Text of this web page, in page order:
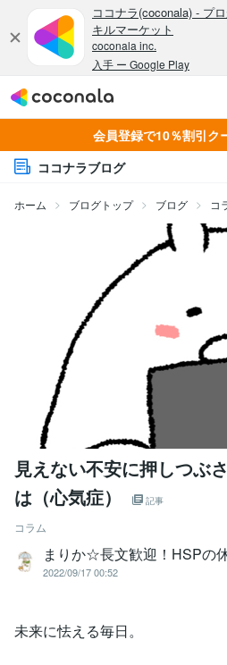
会員登録で10％割引ク
ココナラブログ
ホーム ブログトップ ブログ コ
見えない不安に押しつぶ
は（心気症）
記事
コラム
まりか☆長文歓迎！HSPの
2022/09/17 00:52
未来に怯える毎日。